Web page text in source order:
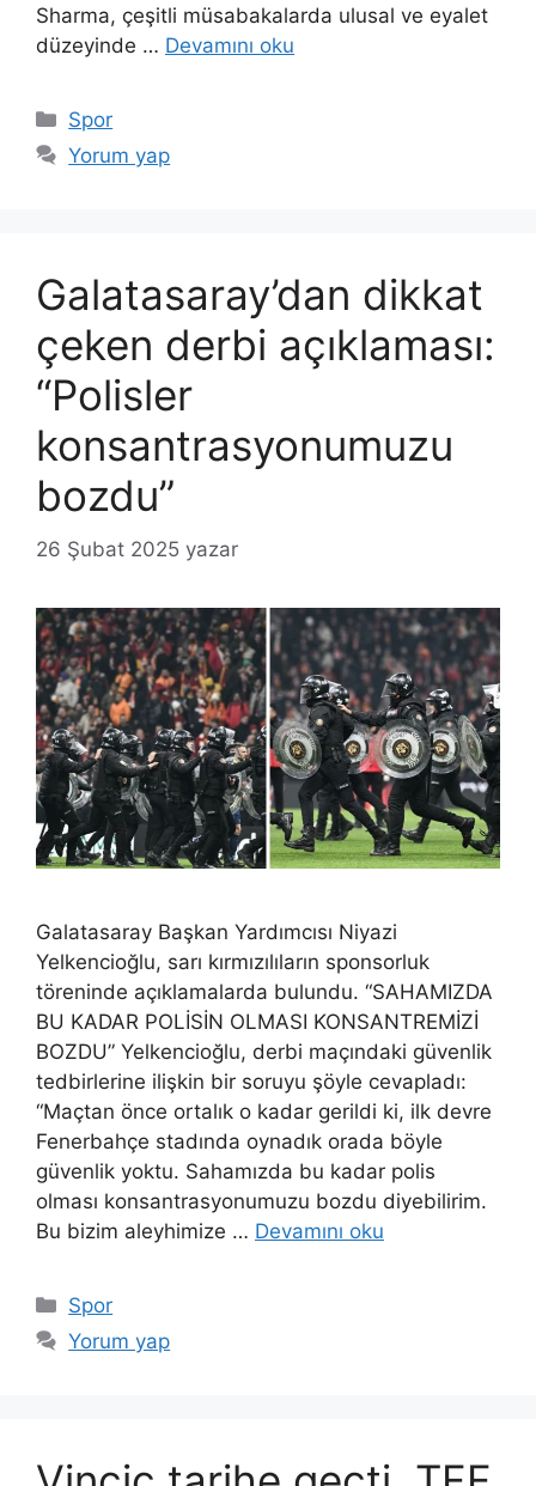
Sharma, çeşitli müsabakalarda ulusal ve eyalet
düzeyinde … Devamını oku
Kategoriler
Spor
Yorum yap
Galatasaray’dan dikkat
çeken derbi açıklaması:
“Polisler
konsantrasyonumuzu
bozdu”
26 Şubat 2025 yazar
Galatasaray Başkan Yardımcısı Niyazi
Yelkencioğlu, sarı kırmızılıların sponsorluk
töreninde açıklamalarda bulundu. “SAHAMIZDA
BU KADAR POLİSİN OLMASI KONSANTREMİZİ
BOZDU” Yelkencioğlu, derbi maçındaki güvenlik
tedbirlerine ilişkin bir soruyu şöyle cevapladı:
“Maçtan önce ortalık o kadar gerildi ki, ilk devre
Fenerbahçe stadında oynadık orada böyle
güvenlik yoktu. Sahamızda bu kadar polis
olması konsantrasyonumuzu bozdu diyebilirim.
Bu bizim aleyhimize … Devamını oku
Kategoriler
Spor
Yorum yap